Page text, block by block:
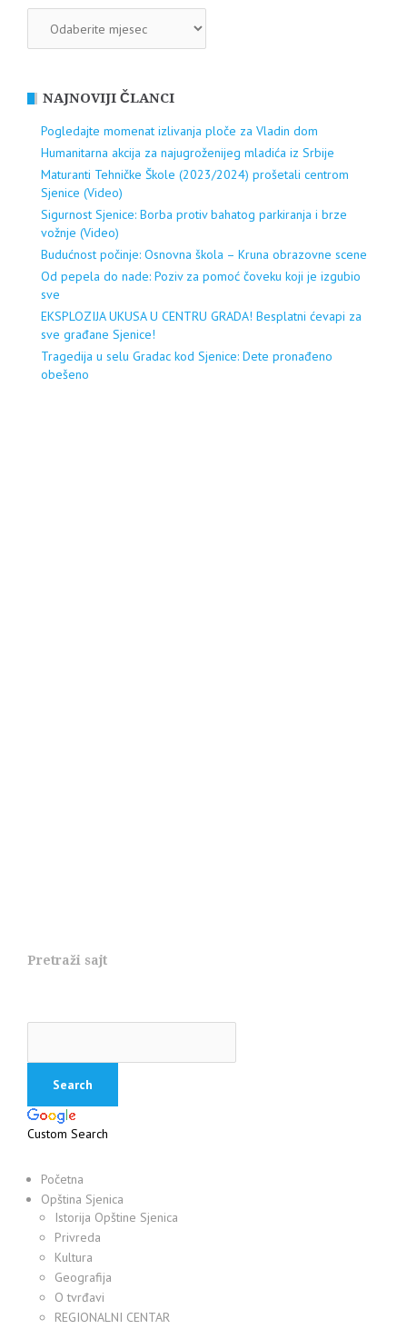
NAJNOVIJI ČLANCI
Pogledajte momenat izlivanja ploče za Vladin dom
Humanitarna akcija za najugroženijeg mladića iz Srbije
Maturanti Tehničke Škole (2023/2024) prošetali centrom
Sjenice (Video)
Sigurnost Sjenice: Borba protiv bahatog parkiranja i brze
vožnje (Video)
Budućnost počinje: Osnovna škola – Kruna obrazovne scene
Od pepela do nade: Poziv za pomoć čoveku koji je izgubio
sve
EKSPLOZIJA UKUSA U CENTRU GRADA! Besplatni ćevapi za
sve građane Sjenice!
Tragedija u selu Gradac kod Sjenice: Dete pronađeno
obešeno
Pretraži sajt
Custom Search
Početna
Opština Sjenica
Istorija Opštine Sjenica
Privreda
Kultura
Geografija
O tvrđavi
REGIONALNI CENTAR